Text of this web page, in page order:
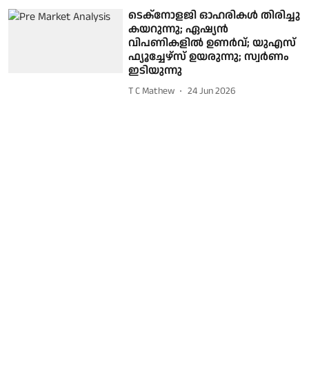
ടെക്നോളജി ഓഹരികൾ തിരിച്ചു
കയറുന്നു; ഏഷ്യൻ
വിപണികളിൽ ഉണർവ്; യുഎസ്
ഫ്യൂച്ചേഴ്സ് ഉയരുന്നു; സ്വർണം
ഇടിയുന്നു
T C Mathew 24 Jun 2026